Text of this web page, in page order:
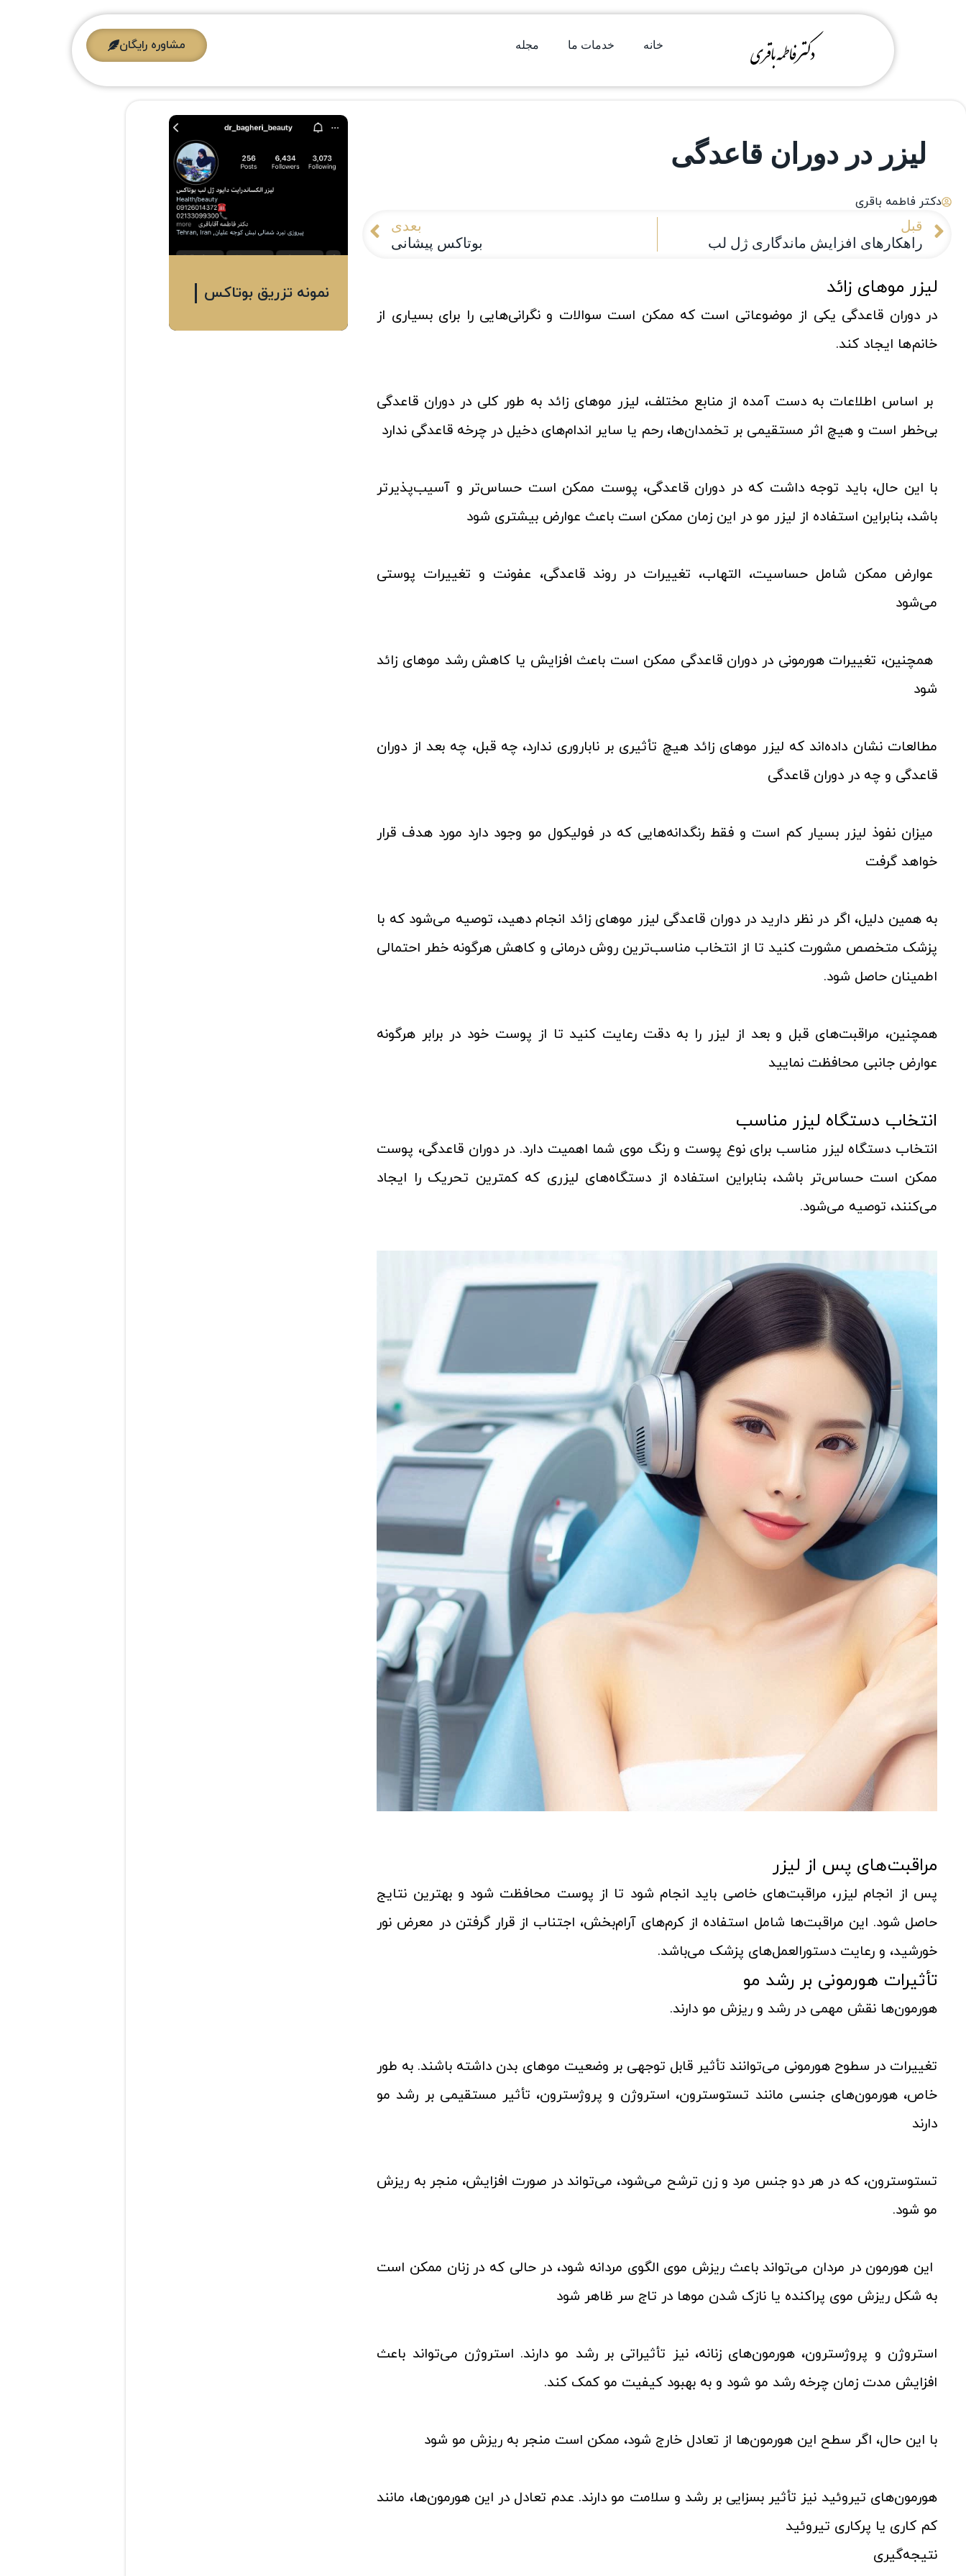
خانه خدمات ما مجله مشاوره رایگان
لیزر در دوران قاعدگی
دکتر فاطمه باقری
قبل
راهکارهای افزایش ماندگاری ژل لب
بعدی
بوتاکس پیشانی
لیزر موهای زائد
در دوران قاعدگی یکی از موضوعاتی است که ممکن است سوالات و نگرانی‌هایی را برای بسیاری از
خانم‌ها ایجاد کند.
بر اساس اطلاعات به دست آمده از منابع مختلف، لیزر موهای زائد به طور کلی در دوران قاعدگی
بی‌خطر است و هیچ اثر مستقیمی بر تخمدان‌ها، رحم یا سایر اندام‌های دخیل در چرخه قاعدگی ندارد
با این حال، باید توجه داشت که در دوران قاعدگی، پوست ممکن است حساس‌تر و آسیب‌پذیرتر
باشد، بنابراین استفاده از لیزر مو در این زمان ممکن است باعث عوارض بیشتری شود
عوارض ممکن شامل حساسیت، التهاب، تغییرات در روند قاعدگی، عفونت و تغییرات پوستی
می‌شود
همچنین، تغییرات هورمونی در دوران قاعدگی ممکن است باعث افزایش یا کاهش رشد موهای زائد
شود
مطالعات نشان داده‌اند که لیزر موهای زائد هیچ تأثیری بر ناباروری ندارد، چه قبل، چه بعد از دوران
قاعدگی و چه در دوران قاعدگی
میزان نفوذ لیزر بسیار کم است و فقط رنگدانه‌هایی که در فولیکول مو وجود دارد مورد هدف قرار
خواهد گرفت
به همین دلیل، اگر در نظر دارید در دوران قاعدگی لیزر موهای زائد انجام دهید، توصیه می‌شود که با
پزشک متخصص مشورت کنید تا از انتخاب مناسب‌ترین روش درمانی و کاهش هرگونه خطر احتمالی
اطمینان حاصل شود.
همچنین، مراقبت‌های قبل و بعد از لیزر را به دقت رعایت کنید تا از پوست خود در برابر هرگونه
عوارض جانبی محافظت نمایید
انتخاب دستگاه لیزر مناسب
انتخاب دستگاه لیزر مناسب برای نوع پوست و رنگ موی شما اهمیت دارد. در دوران قاعدگی، پوست
ممکن است حساس‌تر باشد، بنابراین استفاده از دستگاه‌های لیزری که کمترین تحریک را ایجاد
می‌کنند، توصیه می‌شود.
مراقبت‌های پس از لیزر
پس از انجام لیزر، مراقبت‌های خاصی باید انجام شود تا از پوست محافظت شود و بهترین نتایج
حاصل شود. این مراقبت‌ها شامل استفاده از کرم‌های آرام‌بخش، اجتناب از قرار گرفتن در معرض نور
خورشید، و رعایت دستورالعمل‌های پزشک می‌باشد.
تأثیرات هورمونی بر رشد مو
هورمون‌ها نقش مهمی در رشد و ریزش مو دارند.
تغییرات در سطوح هورمونی می‌توانند تأثیر قابل توجهی بر وضعیت موهای بدن داشته باشند. به طور
خاص، هورمون‌های جنسی مانند تستوسترون، استروژن و پروژسترون، تأثیر مستقیمی بر رشد مو
دارند
تستوسترون، که در هر دو جنس مرد و زن ترشح می‌شود، می‌تواند در صورت افزایش، منجر به ریزش
مو شود.
این هورمون در مردان می‌تواند باعث ریزش موی الگوی مردانه شود، در حالی که در زنان ممکن است
به شکل ریزش موی پراکنده یا نازک شدن موها در تاج سر ظاهر شود
استروژن و پروژسترون، هورمون‌های زنانه، نیز تأثیراتی بر رشد مو دارند. استروژن می‌تواند باعث
افزایش مدت زمان چرخه رشد مو شود و به بهبود کیفیت مو کمک کند.
با این حال، اگر سطح این هورمون‌ها از تعادل خارج شود، ممکن است منجر به ریزش مو شود
هورمون‌های تیروئید نیز تأثیر بسزایی بر رشد و سلامت مو دارند. عدم تعادل در این هورمون‌ها، مانند
کم کاری یا پرکاری تیروئید
نتیجه‌گیری
نمونه تزریق بوتاکس